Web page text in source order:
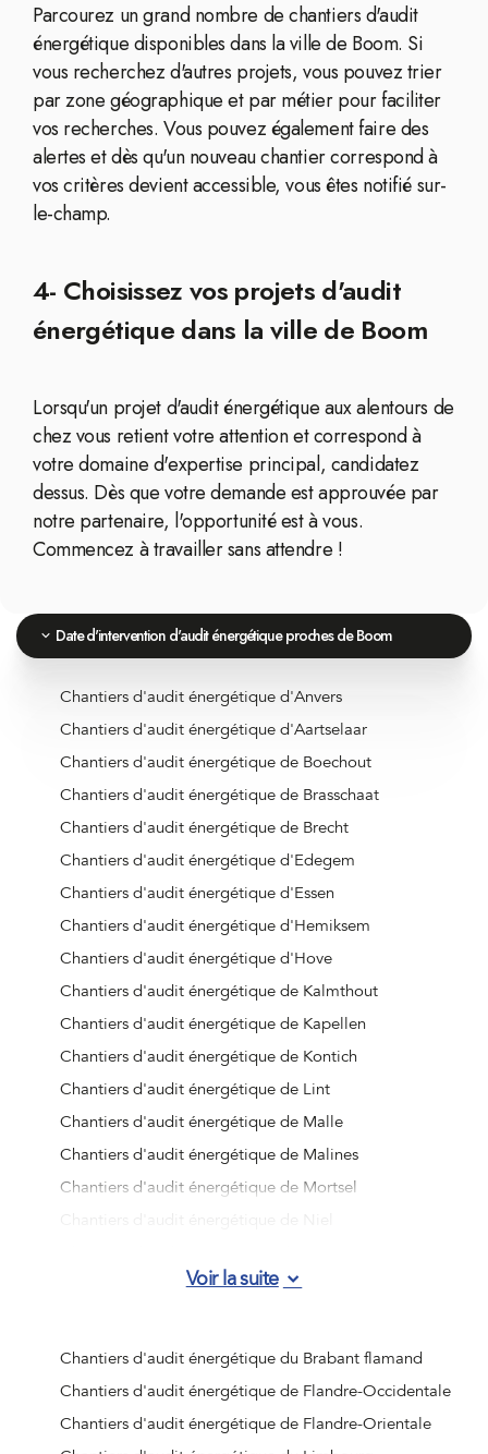
Parcourez un grand nombre de chantiers d'audit
énergétique disponibles dans la ville de Boom. Si
vous recherchez d'autres projets, vous pouvez trier
par zone géographique et par métier pour faciliter
vos recherches. Vous pouvez également faire des
alertes et dès qu'un nouveau chantier correspond à
vos critères devient accessible, vous êtes notifié sur-
le-champ.
4- Choisissez vos projets d'audit
énergétique dans la ville de Boom
Lorsqu'un projet d'audit énergétique aux alentours de
chez vous retient votre attention et correspond à
votre domaine d'expertise principal, candidatez
dessus. Dès que votre demande est approuvée par
notre partenaire, l'opportunité est à vous.
Commencez à travailler sans attendre !
Date d'intervention d'audit énergétique proches de Boom
Chantiers d'audit énergétique d'Anvers
Chantiers d'audit énergétique d'Aartselaar
Chantiers d'audit énergétique de Boechout
Chantiers d'audit énergétique de Brasschaat
Chantiers d'audit énergétique de Brecht
Chantiers d'audit énergétique d'Edegem
Chantiers d'audit énergétique d'Essen
Chantiers d'audit énergétique d'Hemiksem
Chantiers d'audit énergétique d'Hove
Chantiers d'audit énergétique de Kalmthout
Chantiers d'audit énergétique de Kapellen
Chantiers d'audit énergétique de Kontich
Chantiers d'audit énergétique de Lint
Chantiers d'audit énergétique de Malle
Chantiers d'audit énergétique de Malines
Chantiers d'audit énergétique de Mortsel
Chantiers d'audit énergétique de Rumst
Chantiers d'audit énergétique de Schilde
Chantiers d'audit énergétique de Schoten
Chantiers d'audit énergétique de Stabroek
Chantiers d'audit énergétique de Wijnegem
Voir la suite
Chantiers d'audit énergétique du Brabant flamand
Chantiers d'audit énergétique de Flandre-Occidentale
Chantiers d'audit énergétique de Flandre-Orientale